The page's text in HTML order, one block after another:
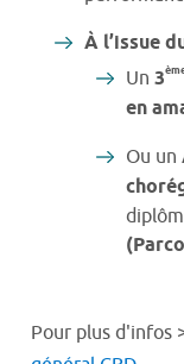
À l’issue
Un 3
en
Ou un
Pour plus d'infos